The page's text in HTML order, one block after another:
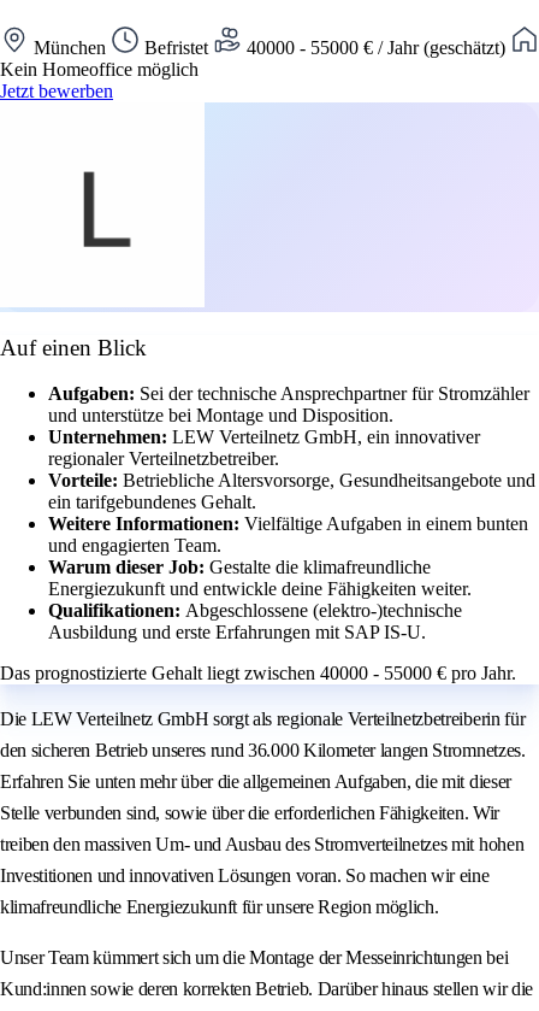
München Befristet
40000 - 55000 € / Jahr (geschätzt)
Kein Homeoffice möglich
Jetzt bewerben
Auf einen Blick
Aufgaben: Sei der technische Ansprechpartner für Stromzähler
und unterstütze bei Montage und Disposition.
Unternehmen: LEW Verteilnetz GmbH, ein innovativer
regionaler Verteilnetzbetreiber.
Vorteile: Betriebliche Altersvorsorge, Gesundheitsangebote und
ein tarifgebundenes Gehalt.
Weitere Informationen: Vielfältige Aufgaben in einem bunten
und engagierten Team.
Warum dieser Job: Gestalte die klimafreundliche
Energiezukunft und entwickle deine Fähigkeiten weiter.
Qualifikationen: Abgeschlossene (elektro-)technische
Ausbildung und erste Erfahrungen mit SAP IS-U.
Das prognostizierte Gehalt liegt zwischen 40000 - 55000 € pro Jahr.
Die LEW Verteilnetz GmbH sorgt als regionale Verteilnetzbetreiberin für
den sicheren Betrieb unseres rund 36.000 Kilometer langen Stromnetzes.
Erfahren Sie unten mehr über die allgemeinen Aufgaben, die mit dieser
Stelle verbunden sind, sowie über die erforderlichen Fähigkeiten. Wir
treiben den massiven Um- und Ausbau des Stromverteilnetzes mit hohen
Investitionen und innovativen Lösungen voran. So machen wir eine
klimafreundliche Energiezukunft für unsere Region möglich.
Unser Team kümmert sich um die Montage der Messeinrichtungen bei
Kund:innen sowie deren korrekten Betrieb. Darüber hinaus stellen wir die